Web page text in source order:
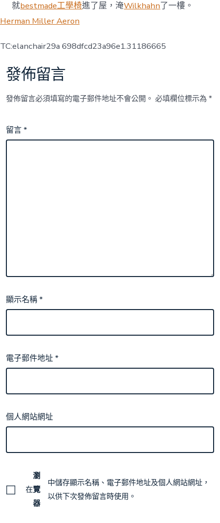
就bestmade工學椅進了屋，淹Wilkhahn了一樓。
Herman Miller Aeron
TC:elanchair29a 698dfcd23a96e1.31186665
發佈留言
發佈留言必須填寫的電子郵件地址不會公開。 必填欄位標示為*
留言*
顯示名稱*
電子郵件地址*
個人網站網址
在
瀏
覽
器
中儲存顯示名稱、電子郵件地址及個人網站網址，
以供下次發佈留言時使用。